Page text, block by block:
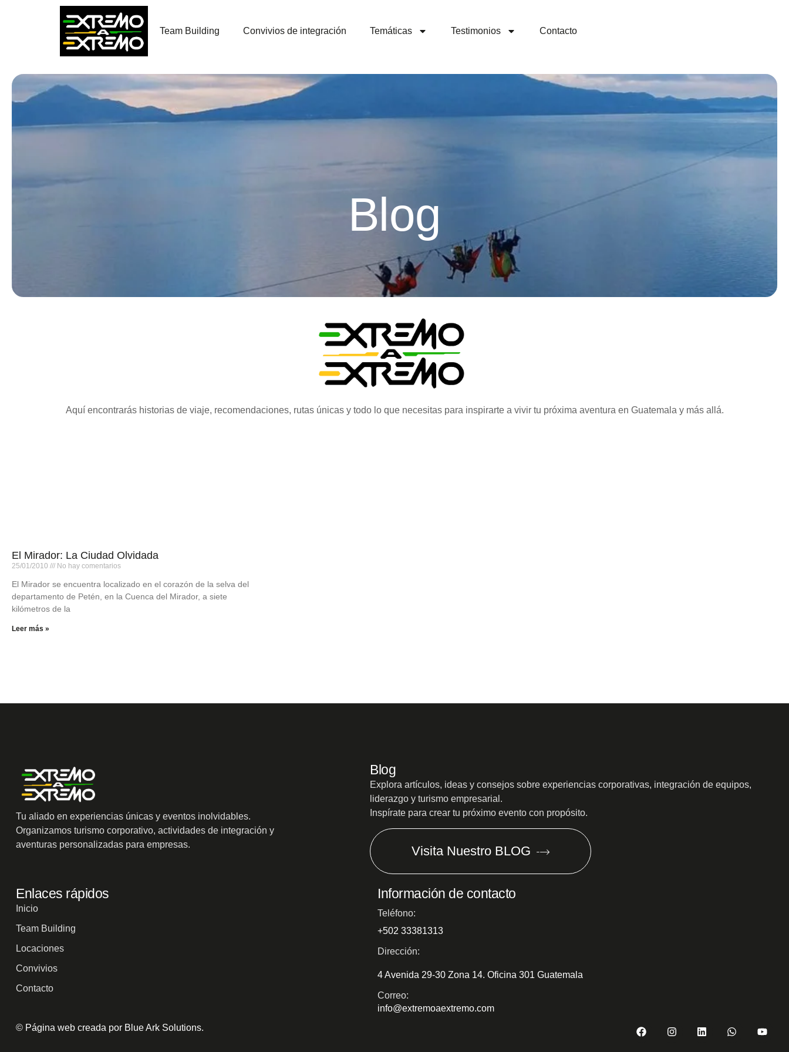
Team Building Convivios de integración Temáticas Testimonios Contacto
Blog
Aquí encontrarás historias de viaje, recomendaciones, rutas únicas y todo lo que necesitas para inspirarte a vivir tu próxima aventura en Guatemala y más allá.
El Mirador: La Ciudad Olvidada
25/01/2010 No hay comentarios
El Mirador se encuentra localizado en el corazón de la selva del
departamento de Petén, en la Cuenca del Mirador, a siete
kilómetros de la
Leer más »
Tu aliado en experiencias únicas y eventos inolvidables.
Organizamos turismo corporativo, actividades de integración y
aventuras personalizadas para empresas.
Blog
Explora artículos, ideas y consejos sobre experiencias corporativas, integración de equipos,
liderazgo y turismo empresarial.
Inspírate para crear tu próximo evento con propósito.
Visita Nuestro BLOG
Enlaces rápidos
Inicio
Team Building
Locaciones
Convivios
Contacto
Información de contacto
Teléfono:
+502 33381313
Dirección:
4 Avenida 29-30 Zona 14. Oficina 301 Guatemala
Correo:
info@extremoaextremo.com
© Página web creada por Blue Ark Solutions.